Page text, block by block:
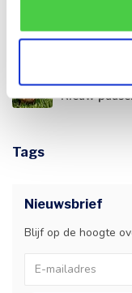
de correcte
Een ballotin
Nieuw
Tags
Nieuwsbrief
Blijf op de hoogte